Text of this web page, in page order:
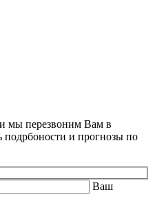
мы перезвоним Вам в
подрбоности и прогнозы по
Ваш